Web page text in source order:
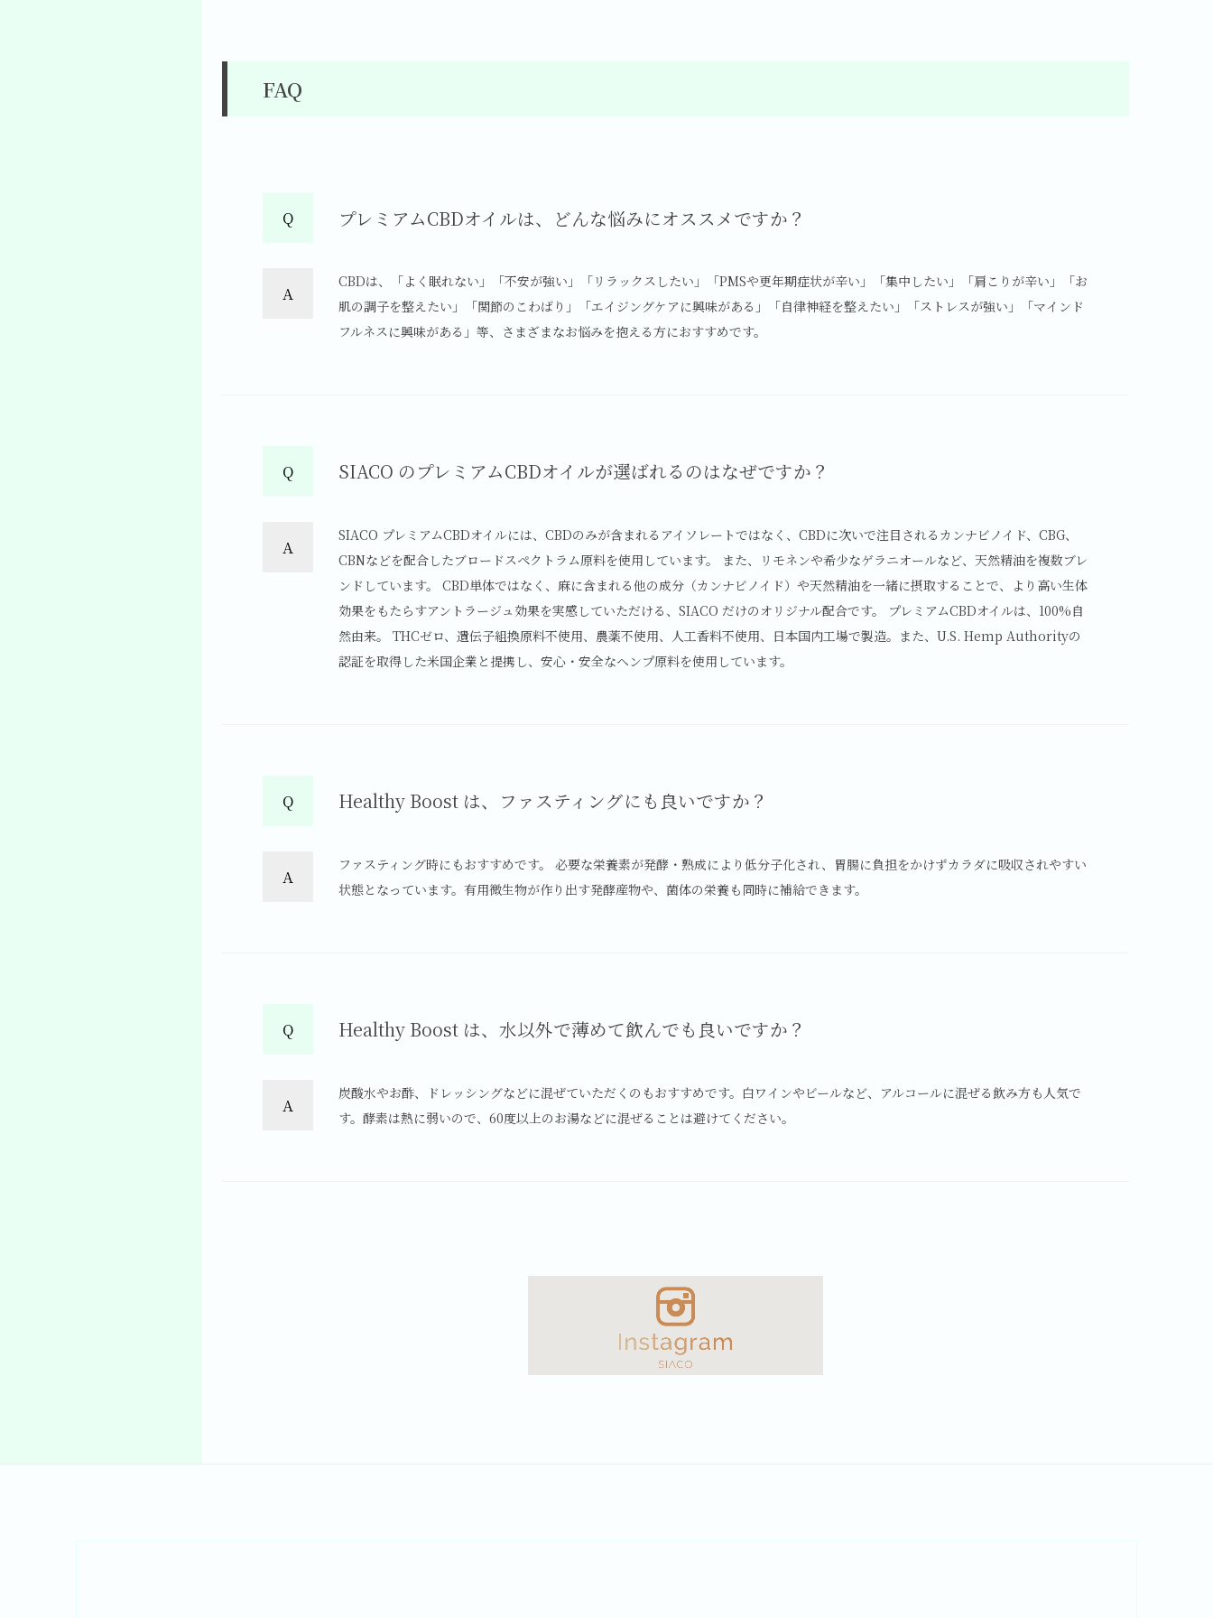
FAQ
Q プレミアムCBDオイルは、どんな悩みにオススメですか？
A
CBDは、「よく眠れない」「不安が強い」「リラックスしたい」「PMSや更年期症状が辛い」「集中したい」「肩こりが辛い」「お
肌の調子を整えたい」「関節のこわばり」「エイジングケアに興味がある」「自律神経を整えたい」「ストレスが強い」「マインド
フルネスに興味がある」等、さまざまなお悩みを抱える方におすすめです。
Q SIACO のプレミアムCBDオイルが選ばれるのはなぜですか？
A
SIACO プレミアムCBDオイルには、CBDのみが含まれるアイソレートではなく、CBDに次いで注目されるカンナビノイド、CBG、
CBNなどを配合したブロードスペクトラム原料を使用しています。 また、リモネンや希少なゲラニオールなど、天然精油を複数ブレ
ンドしています。 CBD単体ではなく、麻に含まれる他の成分（カンナビノイド）や天然精油を一緒に摂取することで、より高い生体
効果をもたらすアントラージュ効果を実感していただける、SIACO だけのオリジナル配合です。 プレミアムCBDオイルは、100%自
然由来。 THCゼロ、遺伝子組換原料不使用、農薬不使用、人工香料不使用、日本国内工場で製造。また、U.S. Hemp Authorityの
認証を取得した米国企業と提携し、安心・安全なヘンプ原料を使用しています。
Q Healthy Boost は、ファスティングにも良いですか？
A
ファスティング時にもおすすめです。 必要な栄養素が発酵・熟成により低分子化され、胃腸に負担をかけずカラダに吸収されやすい
状態となっています。有用微生物が作り出す発酵産物や、菌体の栄養も同時に補給できます。
Q Healthy Boost は、水以外で薄めて飲んでも良いですか？
A
炭酸水やお酢、ドレッシングなどに混ぜていただくのもおすすめです。白ワインやビールなど、アルコールに混ぜる飲み方も人気で
す。酵素は熱に弱いので、60度以上のお湯などに混ぜることは避けてください。